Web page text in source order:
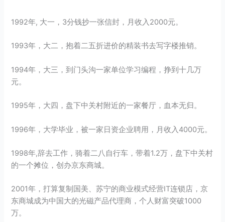
1992年, 大一，3分钱抄一张信封，月收入2000元。
1993年，大二，抱着二五折进价的精装书去写字楼推销。
1994年，大三，到门头沟一家单位学习编程，挣到十几万
元。
1995年，大四，盘下中关村附近的一家餐厅，血本无归。
1996年，大学毕业，被一家日资企业聘用，月收入4000元。
1998年,辞去工作，骑着二八自行车，带着1.2万，盘下中关村
的一个摊位，创办京东商城。
2001年，打算复制国美、苏宁的商业模式经营IT连锁店，京
东商城成为中国大的光磁产品代理商，个人财富突破1000
万。